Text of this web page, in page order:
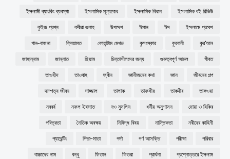
ইসলামিক বই রিভিউ
ইসলামিক বিধান
ইসলামিক মূল্যবোধ
ইসলামী ব্যাংকিং ব্যবস্থা
ইসলামে প্রবেশ
ঈদ
ঈমান
উপদেশ
কবীরা গুনাহ
কুইজ প্রশ্ন
কুর'আন
কুরবানী
কুসংস্কার
কোয়ান্টাম মেথড
ক্বিয়ামত
গান-বাজনা
গীবত
গুরুত্বপূর্ণ আমল
চিন্তাশীলদের জন্য
ছিয়াম
জান্নাত
জাহান্নাম
জীবনের গল্প
জ্ঞান
জ্ঞানীজনের কথা
জ্বীন
তাওবাহ
তাওহীদ
তাকওয়া
তাকদীর
তাফসীর
তালাক
দাজ্জাল
দাম্পত্য জীবন
দোয়া ও যিকির
ধর্মীয় অনুশাসন
নও মুসলিম
নফল ইবাদাত
নববর্ষ
নবীদের কাহিনী
নাস্তিকতা
নিষিদ্ধ বিষয়
নৈতিক অবক্ষয়
পবিত্রতা
পরিবার
পরীক্ষা
পর্ণ আসক্তি
পর্দা
পিতা-মাতা
প্যারেন্টিং
প্রশ্নোত্তরে ইসলাম
প্রার্থনা
ফিতরা
ফিতান
বন্ধু
বাচ্চাদের নাম